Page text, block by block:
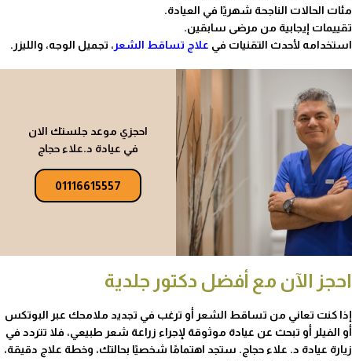
مئات الحالات الناجحة شهريًا في العيادة.
تقييمات إيجابية من مرضى سابقين.
استخدامه لأحدث التقنيات في علاج تساقط الشعر ، تجميل الوجه، والليزر.
احجزي موعد جلستك الان
في عيادة د.علاء حجاج
01116615557
احجز الآن مع أفضل دكتور جلدية
إذا كنت تعاني من تساقط الشعر أو ترغب في تجديد ملامحك عبر البوتكس
أو الفيلر أو تبحث عن عيادة موثوقة لإجراء زراعة شعر طبيعي، فلا تتردد في
زيارة عيادة د. علاء حجاج. ستجد اهتمامًا شخصيًا بحالتك، وخطة علاج دقيقة،